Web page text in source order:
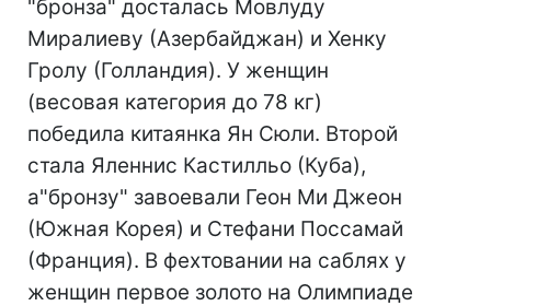
"бронза" досталась Мовлуду
Миралиеву (Азербайджан) и Хенку
Гролу (Голландия). У женщин
(весовая категория до 78 кг)
победила китаянка Ян Сюли. Второй
стала Яленнис Кастилльо (Куба),
а"бронзу" завоевали Геон Ми Джеон
(Южная Корея) и Стефани Поссамай
(Франция). В фехтовании на саблях у
женщин первое золото на Олимпиаде